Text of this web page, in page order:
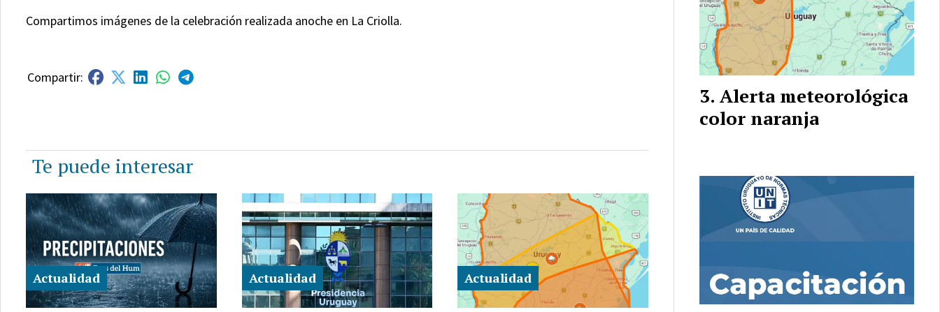
Compartimos imágenes de la celebración realizada anoche en La Criolla.
Te puede interesar
Actualidad Actualidad Actualidad
Alerta meteorológica
color naranja